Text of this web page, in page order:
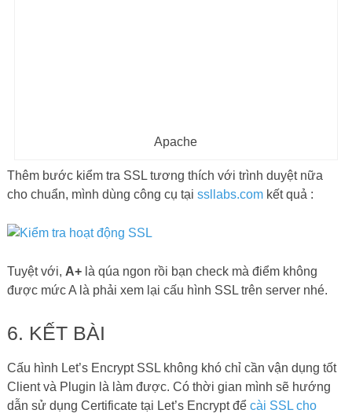
Apache
Thêm bước kiểm tra SSL tương thích với trình duyệt nữa
cho chuẩn, mình dùng công cụ tại ssllabs.comkết quả :
Tuyệt với, A+là qúa ngon rồi bạn check mà điểm không
được mức A là phải xem lại cấu hình SSL trên server nhé.
6. KẾT BÀI
Cấu hình Let’s Encrypt SSL không khó chỉ cần vận dụng tốt
Client và Plugin là làm được. Có thời gian mình sẽ hướng
dẫn sử dụng Certificate tại Let’s Encrypt để cài SSL cho